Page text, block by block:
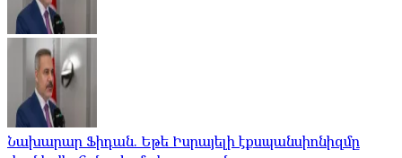
Նախարար Ֆիդան. Եթե Իսրայելի էքսպանսիոնիզմը